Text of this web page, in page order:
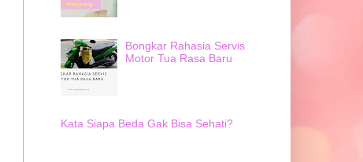
Bongkar Rahasia Servis
Motor Tua Rasa Baru
Kata Siapa Beda Gak Bisa Sehati?